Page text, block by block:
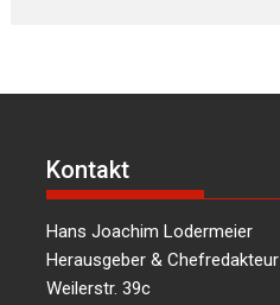
Kontakt
Hans Joachim Lodermeier
Herausgeber & Chefredakteur
Weilerstr. 39c